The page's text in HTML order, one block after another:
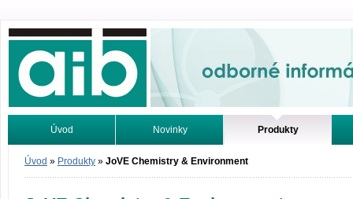
Odborné informácie. Online.
Úvod Novinky Produkty
Vyhľadávanie Tutoriály
Úvod » Produkty » JoVE Chemistry & Environment